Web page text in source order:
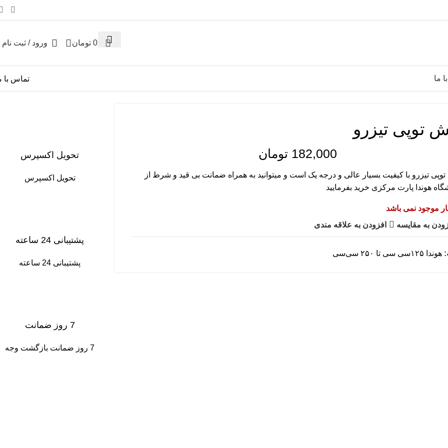
0
0 تومان ورود / ثبت نام
ما تماس با
توپی تیزرو
182,000 تومان
تیزرو با کیفیت بسیار عالی و درجه یک است و میتوانید به همراه ضمانت بی قید و شرط از
هوندا پارت مرکزی خرید بفرمایید
موجود نمی باشد
به مقایسه
افزودن به علاقه مندی
هوندا ۱۲۵سی سی تا ۲۵۰ سی‌سی
تحویل اکسپرس
تحویل اکسپرس
پشتیبانی 24 ساعته
پشتیبانی 24 ساعته
7 روز ضمانت
7 روز ضمانت بازگشت وجه